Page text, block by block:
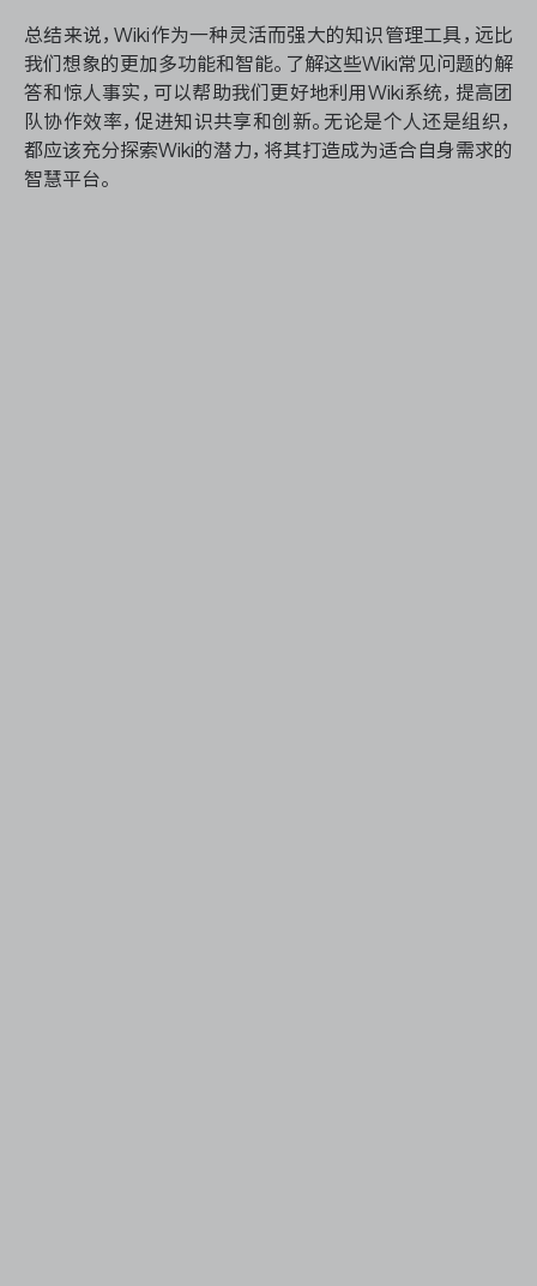
总结来说，Wiki作为一种灵活而强大的知识管理工具，远比
我们想象的更加多功能和智能。了解这些Wiki常见问题的解
答和惊人事实，可以帮助我们更好地利用Wiki系统，提高团
队协作效率，促进知识共享和创新。无论是个人还是组织，
都应该充分探索Wiki的潜力，将其打造成为适合自身需求的
智慧平台。